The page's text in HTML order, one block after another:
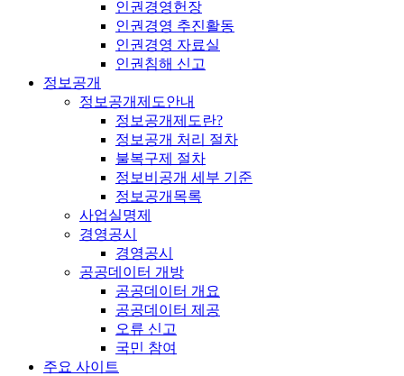
인권경영헌장
인권경영 추진활동
인권경영 자료실
인권침해 신고
정보공개
정보공개제도안내
정보공개제도란?
정보공개 처리 절차
불복구제 절차
정보비공개 세부 기준
정보공개목록
사업실명제
경영공시
경영공시
공공데이터 개방
공공데이터 개요
공공데이터 제공
오류 신고
국민 참여
주요 사이트